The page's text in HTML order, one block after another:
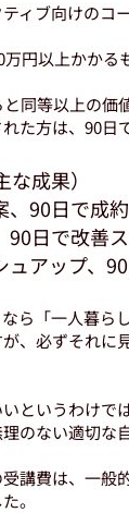
ィブ向けのコ
円以上かかる
同等以上の価
た方は、90日
成果）
90日で成
日で改善
アップ、
ら「一人暮ら
、必ずそれに
というわけで
のない適切な
講費は、一般
。